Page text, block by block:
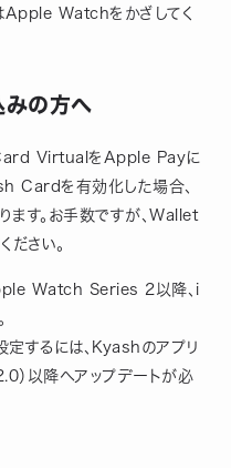
Apple Watchをかざしてく
の方へ
VirtualをApple Payに
Cardを有効化した場合、
す。お手数ですが、Wallet
さい。
Watch Series 2以降、i
するには、Kyashのアプリ
）以降へアップデートが必